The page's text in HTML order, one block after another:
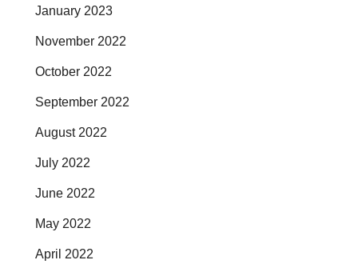
January 2023
November 2022
October 2022
September 2022
August 2022
July 2022
June 2022
May 2022
April 2022